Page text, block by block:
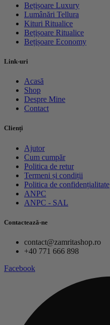
Bețișoare Luxury
Lumânări Tellura
Kituri Ritualice
Bețișoare Ritualice
Bețișoare Economy
Link-uri
Acasă
Shop
Despre Mine
Contact
Clienți
Ajutor
Cum cumpăr
Politica de retur
Termeni și condiții
Politica de confidențialitate
ANPC
ANPC - SAL
Contactează-ne
contact@zamritashop.ro
+40 771 666 898
Facebook